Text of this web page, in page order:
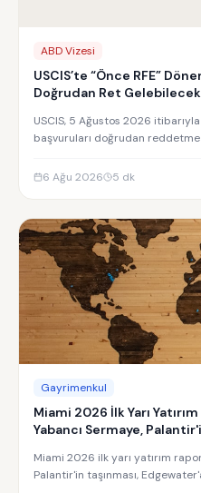
ABD Vizesi
USCIS’te “Önce RFE”
Doğrudan Ret Gelebilecek
USCIS, 5 Ağustos 2026
başvuruları doğrudan
6 Ağu 2026
5 dk
Gayrimenkul
Miami 2026 İlk Yarı
Yabancı Sermaye,
Miami 2026 ilk yarı yatırım
Palantir'in taşınması,